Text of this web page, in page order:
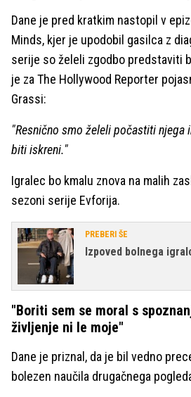
Dane je pred kratkim nastopil v
Minds, kjer je upodobil gasilca z
serije so želeli zgodbo predstaviti
je za The Hollywood Reporter
Grassi:
"Resnično smo želeli počastiti njega
biti iskreni."
Igralec bo kmalu znova na malih
sezoni serije Evforija.
PREBERI ŠE
Izpoved bolnega
"Boriti sem se moral s
življenje ni le moje"
Dane je priznal, da je bil vedno
bolezen naučila drugačnega